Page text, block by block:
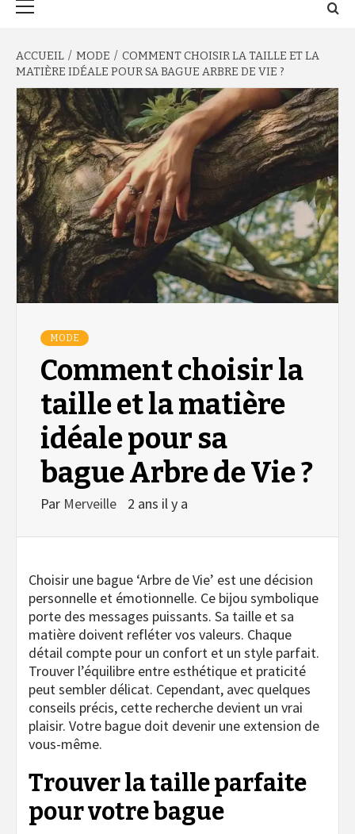
ACCUEIL MODE
COMMENT CHOISIR LA TAILLE ET LA
MATIÈRE IDÉALE POUR SA BAGUE ARBRE DE VIE ?
MODE
Comment choisir la
taille et la matière
idéale pour sa
bague Arbre de Vie ?
Par Merveille 2 ans il y a
Choisir une bague ‘Arbre de Vie’ est une décision
personnelle et émotionnelle. Ce bijou symbolique
porte des messages puissants. Sa taille et sa
matière doivent refléter vos valeurs. Chaque
détail compte pour un confort et un style parfait.
Trouver l’équilibre entre esthétique et praticité
peut sembler délicat. Cependant, avec quelques
conseils précis, cette recherche devient un vrai
plaisir. Votre bague doit devenir une extension de
vous-même.
Trouver la taille parfaite
pour votre bague